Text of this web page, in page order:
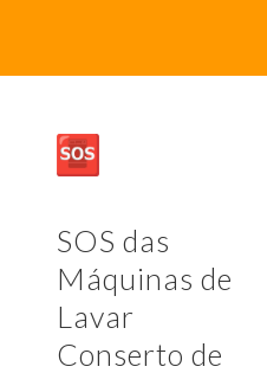
SOS das
Máquinas de
Lavar
Conserto de